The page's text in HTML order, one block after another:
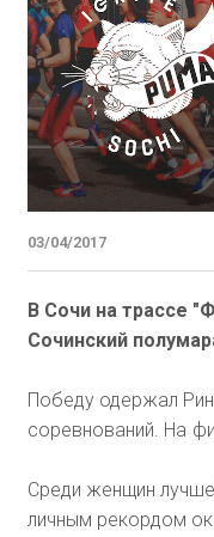
03/04/2017
В Сочи на трассе
Сочинский
Победу одержал
соревнований. На
Среди женщин
личным рекордом